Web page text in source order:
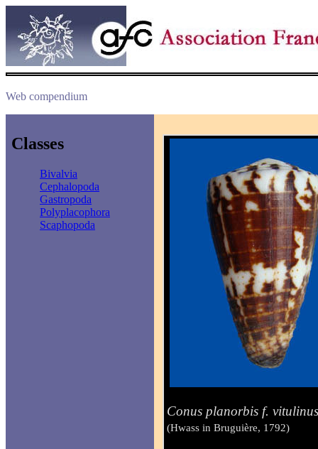
Web compendium
Classes
Bivalvia
Cephalopoda
Gastropoda
Polyplacophora
Scaphopoda
Conus planorbis f.
(Hwass in Bruguière, 1792)